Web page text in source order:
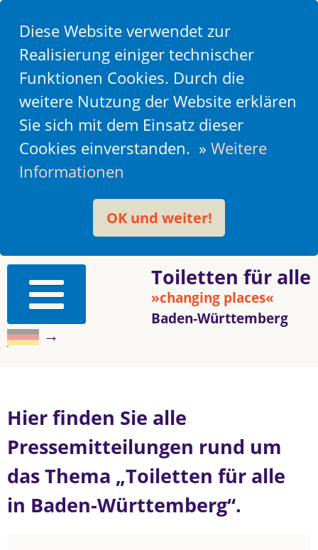
Diese Website verwendet zur
Realisierung einiger technischer
Funktionen Cookies. Durch die
weitere Nutzung der Website erklären
Sie sich mit dem Einsatz dieser
Cookies einverstanden. » Weitere
Informationen
OK und weiter!
Toiletten für alle
»changing places«
Baden-Württemberg
→
Hier finden Sie alle
Pressemitteilungen rund um
das Thema „Toiletten für alle
in Baden-Württemberg“.